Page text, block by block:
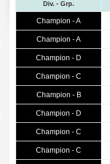
Div. - Grp.
Champion - A
Champion - A
Champion - D
Champion - C
Champion - B
Champion - D
Champion - C
Champion - C